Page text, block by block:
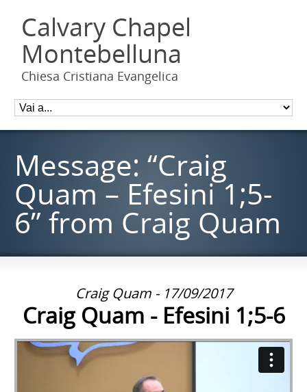
Calvary Chapel
Montebelluna
Chiesa Cristiana Evangelica
Message: “Craig
Quam – Efesini 1;5-
6” from Craig Quam
Craig Quam - 17/09/2017
Craig Quam - Efesini 1;5-6